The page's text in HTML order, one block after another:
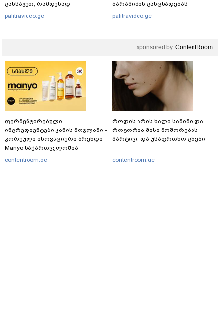
განსაჯეთ, რამდენად
შესაძლებელია აქ ადამიანის
palitravideo.ge
ბარამიძის განცხადებას
ეხმაურება
palitravideo.ge
sponsored by ContentRoom
ფერმენტირებული
ინგრედიენტები კანის მოვლაში -
კორეული ინოვაციური ბრენდი
Manyo საქართველოშია
contentroom.ge
როდის არის ხალი საშიში და
როგორია მისი მოშორების
მარტივი და უსაფრთხო გზები
contentroom.ge